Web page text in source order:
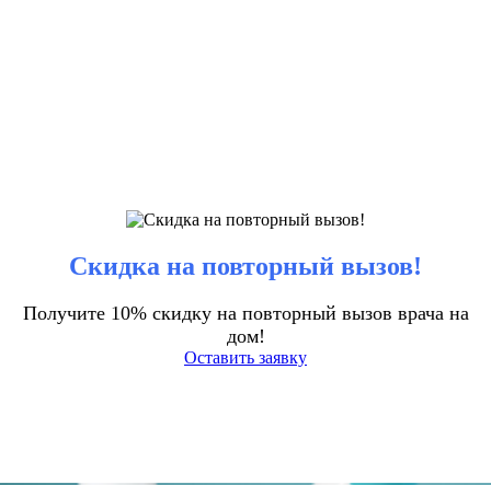
Скидка на повторный вызов!
Получите 10% скидку на повторный вызов врача на
дом!
Оставить заявку